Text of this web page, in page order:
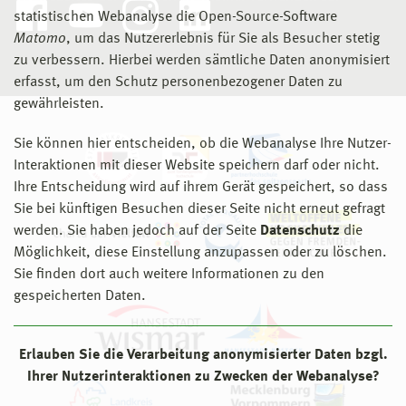
statistischen Webanalyse die Open-Source-Software
Matomo, um das Nutzererlebnis für Sie als Besucher stetig
zu verbessern. Hierbei werden sämtliche Daten anonymisiert
erfasst, um den Schutz personenbezogener Daten zu
gewährleisten.
Sie können hier entscheiden, ob die Webanalyse Ihre Nutzer-
Interaktionen mit dieser Website speichern darf oder nicht.
Ihre Entscheidung wird auf ihrem Gerät gespeichert, so dass
Sie bei künftigen Besuchen dieser Seite nicht erneut gefragt
werden. Sie haben jedoch auf der Seite Datenschutz die
Möglichkeit, diese Einstellung anzupassen oder zu löschen.
Sie finden dort auch weitere Informationen zu den
gespeicherten Daten.
Erlauben Sie die Verarbeitung anonymisierter Daten bzgl.
Ihrer Nutzerinteraktionen zu Zwecken der Webanalyse?